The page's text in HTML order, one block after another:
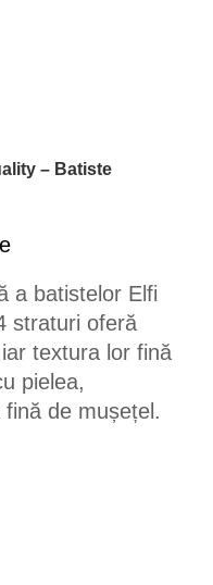
– Batiste
a batistelor Elfi
straturi oferă
textura lor fină
pielea,
de mușețel.